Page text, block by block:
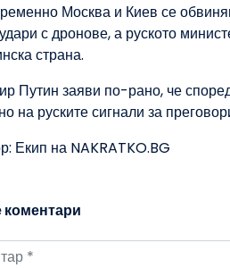
Москва и Киев се
с дронове, а руското
страна.
Путин заяви по-рано, че
на руските сигнали за
Екип на NAKRATKO.BG